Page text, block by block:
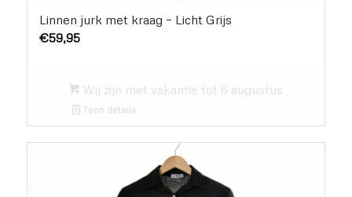
Linnen jurk met kraag – Licht Grijs
€59,95
Wij zijn met vakantie tot 6 augustus
Toon details